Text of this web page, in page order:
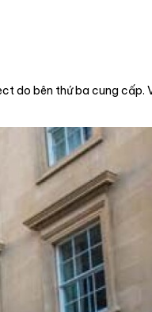
do bên thứ ba cung cấp.